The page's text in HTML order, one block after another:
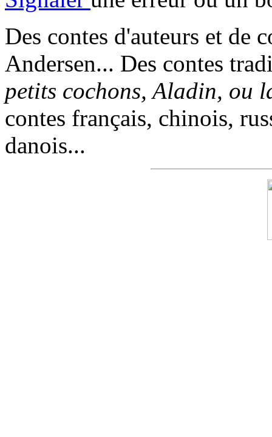
Des contes d'auteurs et de
Andersen... Des contes
petits cochons, Aladin, ou
contes français, chinois,
danois...